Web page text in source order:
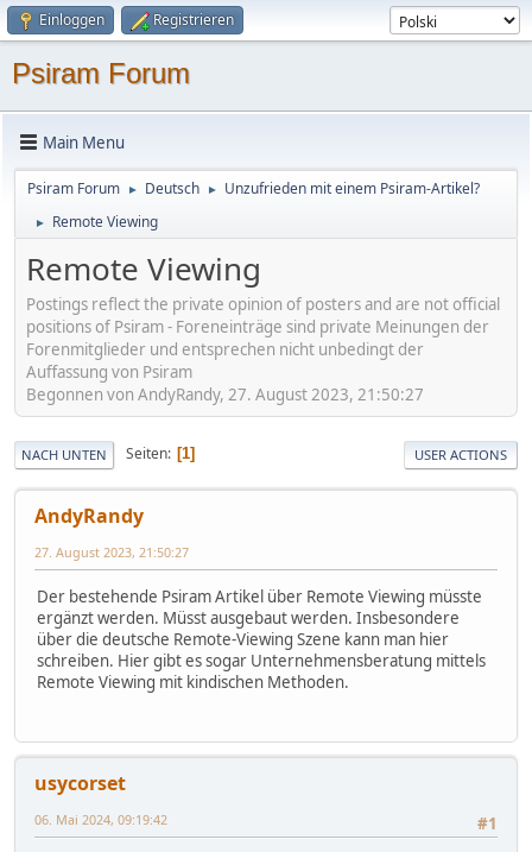
Einloggen Registrieren
Psiram Forum
Main Menu
Psiram Forum ► Deutsch ► Unzufrieden mit einem Psiram-Artikel?
► Remote Viewing
Remote Viewing
Postings reflect the private opinion of posters and are not official
positions of Psiram - Foreneinträge sind private Meinungen der
Forenmitglieder und entsprechen nicht unbedingt der
Auffassung von Psiram
Begonnen von AndyRandy, 27. August 2023, 21:50:27
NACH UNTEN Seiten 1 USER ACTIONS
AndyRandy
27. August 2023, 21:50:27
Der bestehende Psiram Artikel über Remote Viewing müsste
ergänzt werden. Müsst ausgebaut werden. Insbesondere
über die deutsche Remote-Viewing Szene kann man hier
schreiben. Hier gibt es sogar Unternehmensberatung mittels
Remote Viewing mit kindischen Methoden.
usycorset
#1
06. Mai 2024, 09:19:42